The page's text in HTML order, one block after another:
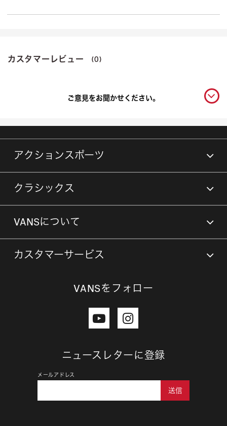
カスタマーレビュー (0)
ご意見をお聞かせください。
アクションスポーツ
クラシックス
VANSについて
カスタマーサービス
VANSをフォロー
ニュースレターに登録
メールアドレス
送信